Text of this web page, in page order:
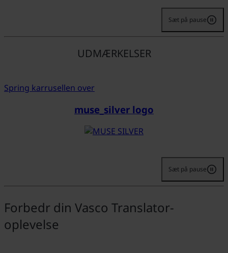
Sæt på pause
UDMÆRKELSER
Spring karrusellen over
muse_silver logo
Sæt på pause
Forbedr din Vasco Translator-
oplevelse